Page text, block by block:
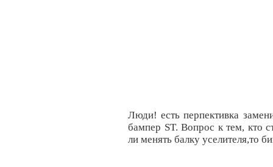
Люди! есть перпективка
бампер ST. Вопрос к тем, кто
ли менять балку уселителя,то